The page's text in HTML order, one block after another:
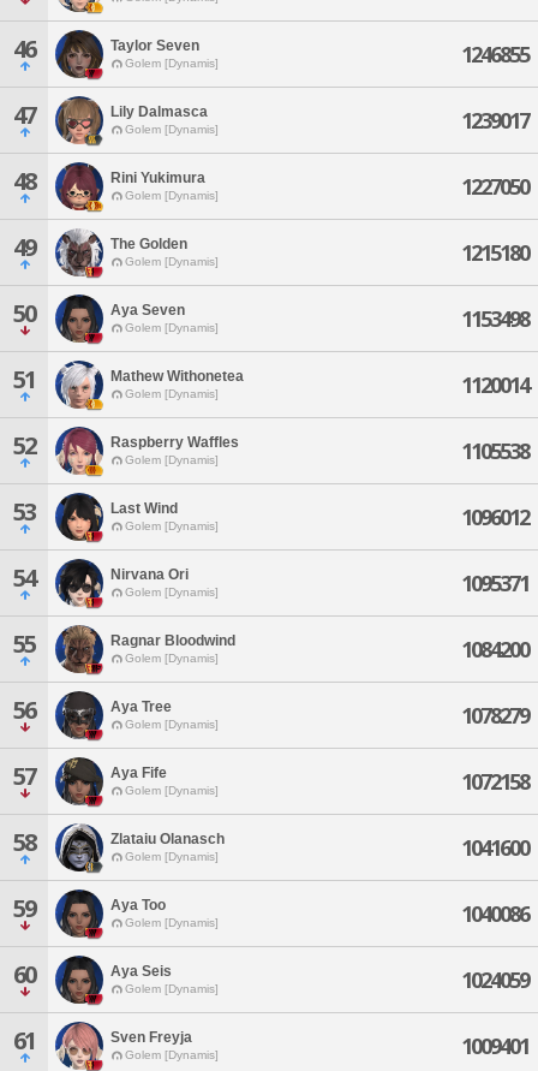
46 Taylor Seven
Golem [Dynamis] 1246855
47 Lily Dalmasca
Golem [Dynamis] 1239017
48 Rini Yukimura
Golem [Dynamis] 1227050
49 The Golden
Golem [Dynamis] 1215180
50 Aya Seven
Golem [Dynamis] 1153498
51 Mathew Withonetea
Golem [Dynamis] 1120014
52 Raspberry Waffles
Golem [Dynamis] 1105538
53 Last Wind
Golem [Dynamis] 1096012
54 Nirvana Ori
Golem [Dynamis] 1095371
55 Ragnar Bloodwind
Golem [Dynamis] 1084200
56 Aya Tree
Golem [Dynamis] 1078279
57 Aya Fife
Golem [Dynamis] 1072158
58 Zlataiu Olanasch
Golem [Dynamis] 1041600
59 Aya Too
Golem [Dynamis] 1040086
60 Aya Seis
Golem [Dynamis] 1024059
61 Sven Freyja
Golem [Dynamis] 1009401